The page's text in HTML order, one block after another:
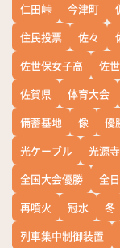
仁田峠
今津町
住民投票
佐々
佐世保女子高
佐
佐賀県
体育大会
備蓄基地
像 優
光ケーブル
光源寺
全国大会優勝
全
再噴火
冠水 冬
列車集中制御装置